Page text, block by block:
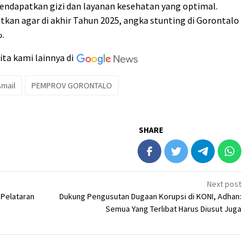
gizi dan layanan kesehatan yang optimal.
agar di akhir Tahun 2025, angka stunting di Gorontalo
kami lainnya di
PEMPROV GORONTALO
SHARE
Next post
Dukung Pengusutan Dugaan Korupsi di KONI, Adhan:
Semua Yang Terlibat Harus Diusut Juga